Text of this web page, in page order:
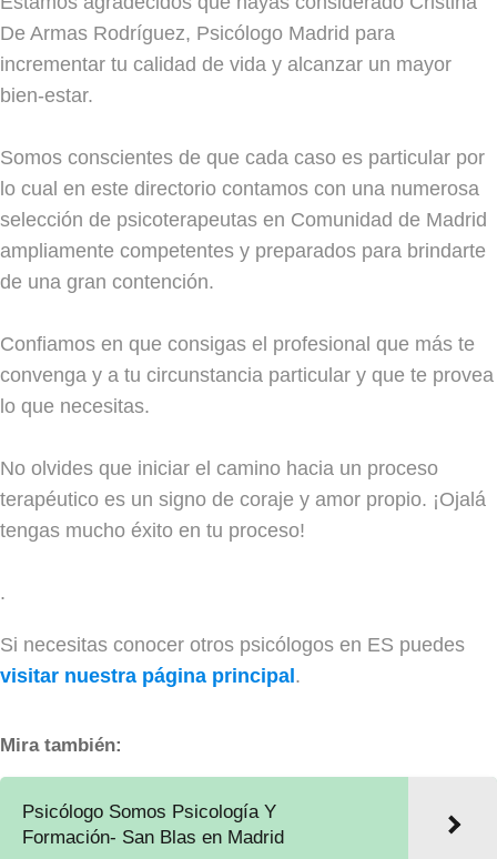
De Armas Rodríguez, Psicólogo Madrid para
incrementar tu calidad de vida y alcanzar un mayor
bien-estar.
Somos conscientes de que cada caso es particular por
lo cual en este directorio contamos con una numerosa
selección de psicoterapeutas en Comunidad de Madrid
ampliamente competentes y preparados para brindarte
de una gran contención.
Confiamos en que consigas el profesional que más te
convenga y a tu circunstancia particular y que te provea
lo que necesitas.
No olvides que iniciar el camino hacia un proceso
terapéutico es un signo de coraje y amor propio. ¡Ojalá
tengas mucho éxito en tu proceso!
.
Si necesitas conocer otros psicólogos en ES puedes
visitar nuestra página principal.
Mira también:
Psicólogo Somos Psicología Y
Formación- San Blas en Madrid